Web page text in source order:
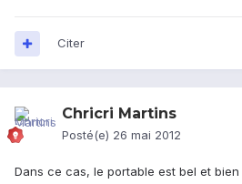
Citer
Chricri Martins
Posté(e) 26 mai 2012
Dans ce cas, le portable est bel et